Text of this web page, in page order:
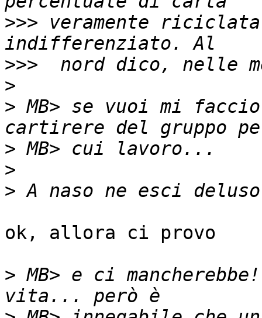
>>> veramente
>>>
>
> MB> se vuoi mi
>
>
>
ok, allora ci provo
> MB> e ci